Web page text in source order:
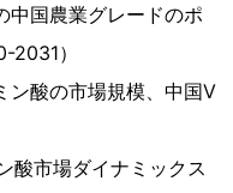
中国農業グレードのポ
2031）
ン酸の市場規模、中国V
酸市場ダイナミックス